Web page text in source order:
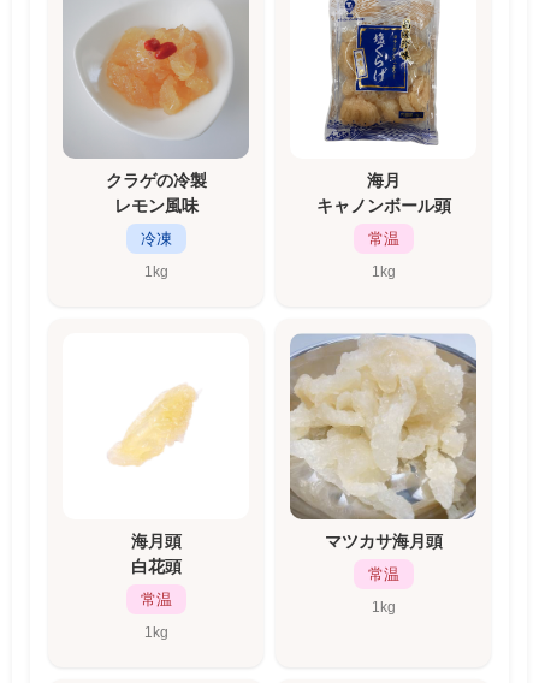
クラゲの冷製
レモン風味
冷凍
1kg
海月
キャノンボール頭
常温
1kg
海月頭
白花頭
常温
1kg
マツカサ海月頭
常温
1kg